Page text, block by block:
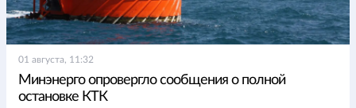
01 августа, 11:32
Минэнерго опровергло сообщения о полной
остановке КТК